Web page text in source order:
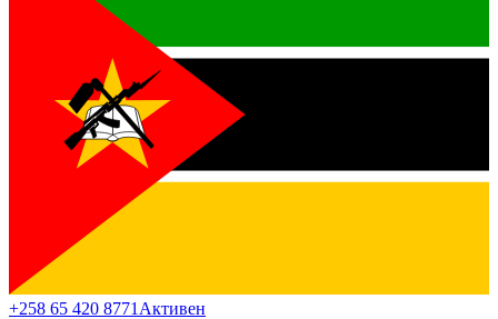
+258 65 420 8771 Активен